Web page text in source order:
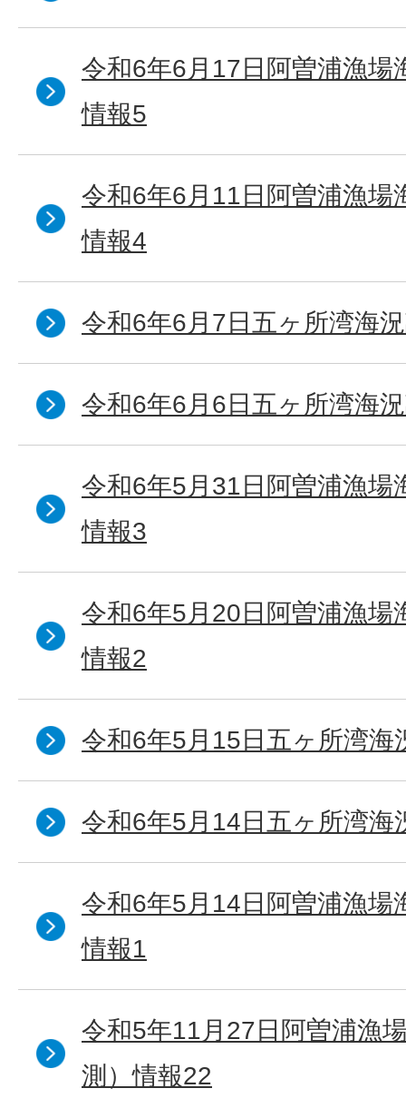
令和6年6月17日阿曽浦漁場
情報5
令和6年6月11日阿曽浦漁場
情報4
令和6年6月7日五ヶ所湾海
令和6年6月6日五ヶ所湾海
令和6年5月31日阿曽浦漁場
情報3
令和6年5月20日阿曽浦漁場
情報2
令和6年5月15日五ヶ所湾海
令和6年5月14日五ヶ所湾海
令和6年5月14日阿曽浦漁場
情報1
令和5年11月27日阿曽浦漁
測）情報22